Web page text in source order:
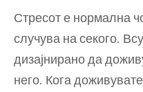
Стресот е нормална
случува на секого.
дизајнирано да
него. Кога